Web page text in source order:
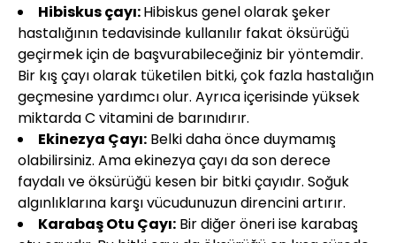
Hibiskus çayı:Hibiskus genel olarak şeker
hastalığının tedavisinde kullanılır fakat öksürüğü
geçirmek için de başvurabileceğiniz bir yöntemdir.
Bir kış çayı olarak tüketilen bitki, çok fazla hastalığın
geçmesine yardımcı olur. Ayrıca içerisinde yüksek
miktarda C vitamini de barınıdırır.
Ekinezya Çayı: Belki daha önce duymamış
olabilirsiniz. Ama ekinezya çayı da son derece
faydalı ve öksürüğü kesen bir bitki çayıdır. Soğuk
algınlıklarına karşı vücudunuzun direncini artırır.
Karabaş Otu Çayı: Bir diğer öneri ise karabaş